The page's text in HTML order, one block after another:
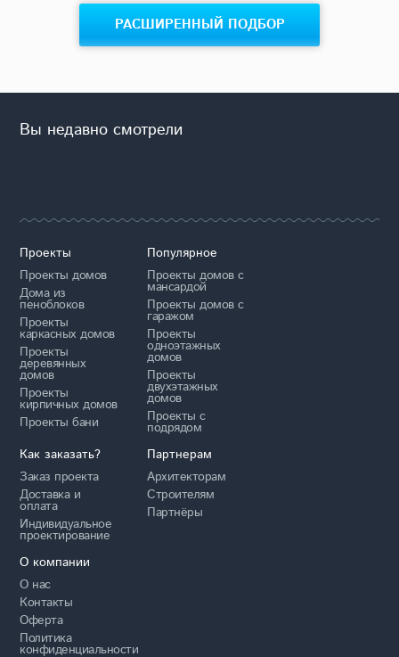
РАСШИРЕННЫЙ ПОДБОР
Вы недавно смотрели
Проекты
Проекты домов
Дома из
пеноблоков
Проекты
каркасных домов
Проекты
деревянных
домов
Проекты
кирпичных домов
Проекты бани
Популярное
Проекты домов с
мансардой
Проекты домов с
гаражом
Проекты
одноэтажных
домов
Проекты
двухэтажных
домов
Проекты с
подрядом
Как заказать?
Заказ проекта
Доставка и
оплата
Индивидуальное
проектирование
Партнерам
Архитекторам
Строителям
Партнёры
О компании
О нас
Контакты
Оферта
Политика
конфиденциальности